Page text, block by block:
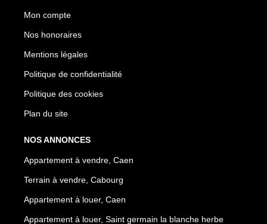
Mon compte
Nos honoraires
Mentions légales
Politique de confidentialité
Politique des cookies
Plan du site
NOS ANNONCES
Appartement à vendre, Caen
Terrain à vendre, Cabourg
Appartement à louer, Caen
Appartement à louer, Saint germain la blanche herbe